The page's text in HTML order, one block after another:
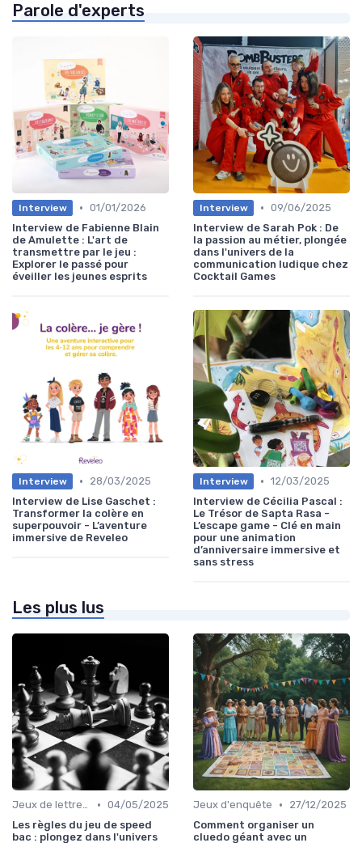
Parole d'experts
Interview • 01/01/2026
Interview de Fabienne Blain
de Amulette : L'art de
transmettre par le jeu :
Explorer le passé pour
éveiller les jeunes esprits
Interview • 09/06/2025
Interview de Sarah Pok : De
la passion au métier, plongée
dans l'univers de la
communication ludique chez
Cocktail Games
Interview •
28/03/2025
Interview de Lise Gaschet :
Transformer la colère en
superpouvoir - L’aventure
immersive de Reveleo
Interview • 12/03/2025
Interview de Cécilia Pascal :
Le Trésor de Sapta Rasa -
L’escape game - Clé en main
pour une animation
d’anniversaire immersive et
sans stress
Les plus lus
Jeux de lettres et de mots • 04/05/2025
Les règles du jeu de speed
bac : plongez dans l'univers
Jeux d'enquête •
27/12/2025
Comment organiser un
cluedo géant avec un